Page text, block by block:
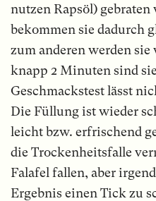
nutzen Rapsöl)
bekommen sie dadurch
zum anderen werden
knapp 2 Minuten sind
Geschmackstest lässt
Die Füllung ist wieder
leicht bzw. erfrischend
die Trockenheitsfalle
Falafel fallen, aber
Ergebnis einen Tick zu